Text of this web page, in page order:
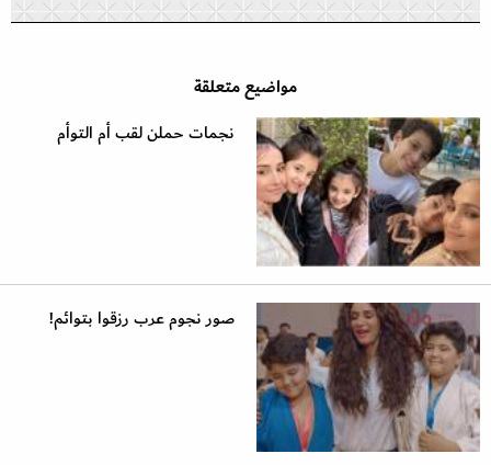
مواضيع متعلقة
نجمات حملن لقب أم التوأم
صور نجوم عرب رزقوا بتوائم!